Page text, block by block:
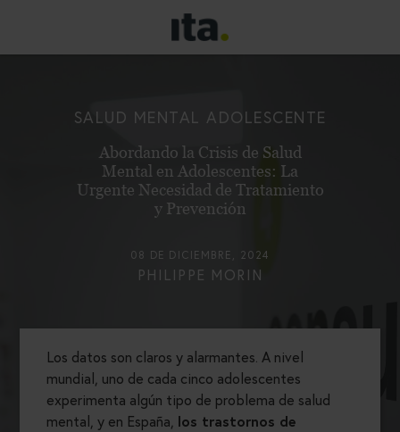
SALUD MENTAL ADOLESCENTE
Abordando la Crisis de Salud
Mental en Adolescentes: La
Urgente Necesidad de Tratamiento
y Prevención
08 DE DICIEMBRE, 2024
PHILIPPE MORIN
Los datos son claros y alarmantes. A nivel
mundial, uno de cada cinco adolescentes
experimenta algún tipo de problema de salud
mental, y en España, los trastornos de